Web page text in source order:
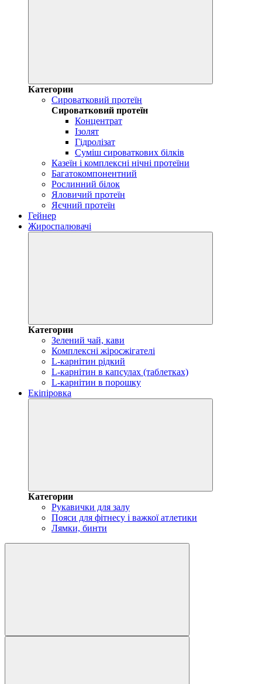
Категории
Сироватковий протеїн
Сироватковий протеїн
Концентрат
Ізолят
Гідролізат
Суміш сироваткових білків
Казеїн і комплексні нічні протеїни
Багатокомпонентний
Рослинний білок
Яловичий протеїн
Яєчний протеїн
Гейнер
Жироспалювачі
Категории
Зелений чай, кави
Комплексні жіросжігателі
L-карнітин рідкий
L-карнітин в капсулах (таблетках)
L-карнітин в порошку
Екіпіровка
Категории
Рукавички для залу
Пояси для фітнесу і важкої атлетики
Лямки, бинти